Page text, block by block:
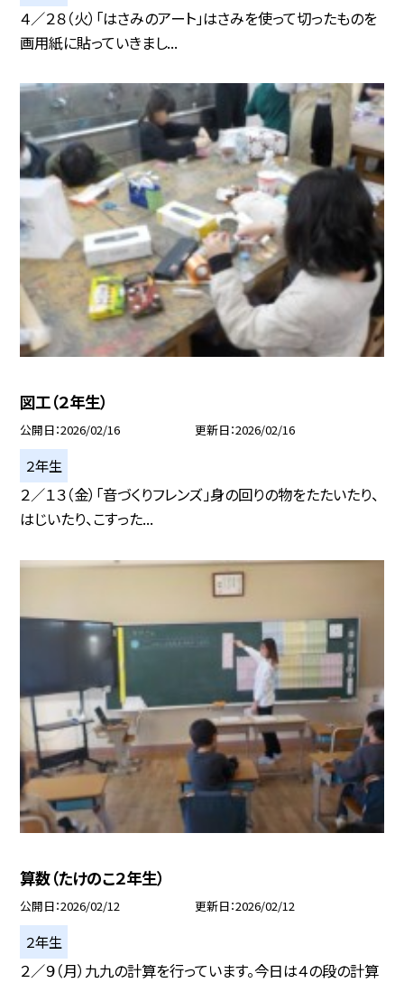
４／２８（火）「はさみのアート」はさみを使って切ったものを
画用紙に貼っていきまし...
図工（２年生）
公開日 2026/02/16 更新日 2026/02/16
２年生
２／１３（金）「音づくりフレンズ」身の回りの物をたたいたり、
はじいたり、こすった...
算数（たけのこ２年生）
公開日 2026/02/12 更新日 2026/02/12
２年生
２／９（月）九九の計算を行っています。今日は４の段の計算